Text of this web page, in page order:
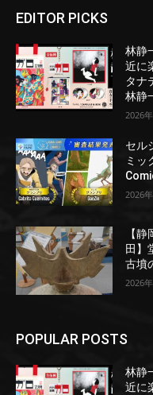
EDITOR PICKS
林静
近に
タナ
林静
2026
セル
ミッ
2026
【
田】
古墳
2026
POPULAR POSTS
林静
近に